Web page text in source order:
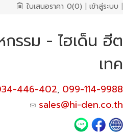
ใบเสนอราคา 0(0) | เข้าสู่ระบบ |
กรรม - ไฮเด็น ฮีต
เทค
446-402, 099-114-9988
sales@hi-den.co.th